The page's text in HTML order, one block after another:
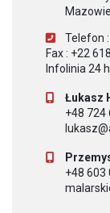
Telefon
Fax : +22
Infolinia 24
Łukasz
+48 724
+48 603